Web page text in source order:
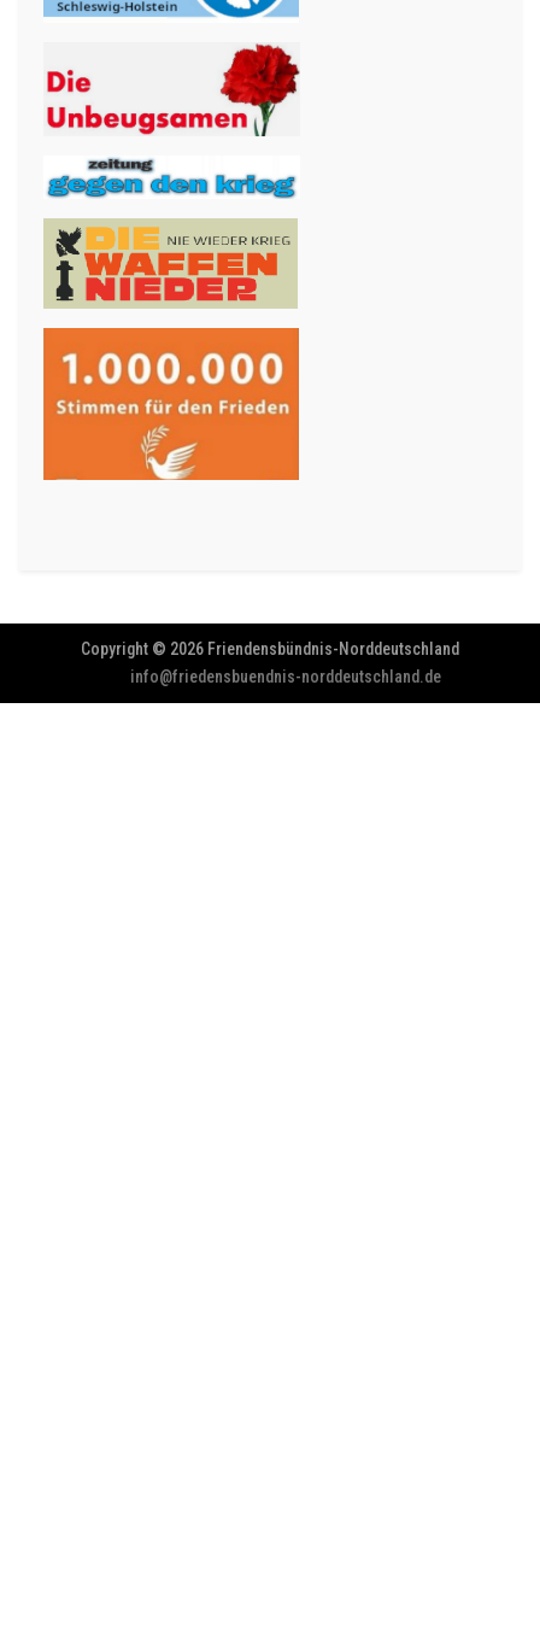
Copyright © 2026 Friendensbündnis-Norddeutschland
info@friedensbuendnis-norddeutschland.de